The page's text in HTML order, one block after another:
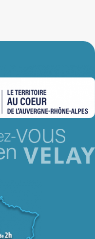
de Noël 2025